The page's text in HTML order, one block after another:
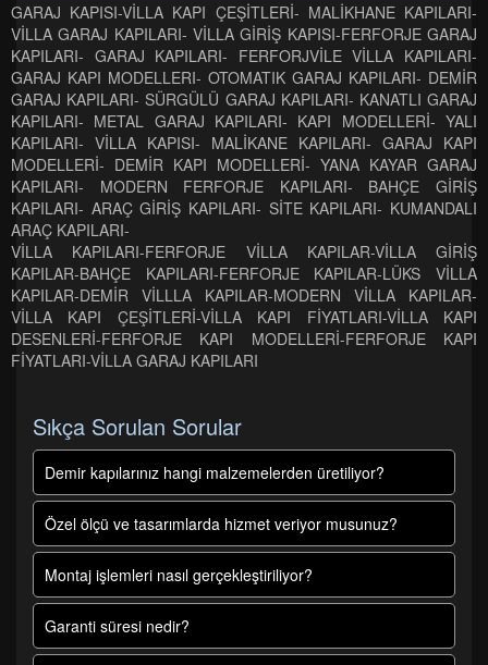
GARAJ KAPISI-VİLLA KAPI ÇEŞİTLERİ- MALİKHANE KAPILARI-
VİLLA GARAJ KAPILARI- VİLLA GİRİŞ KAPISI-FERFORJE GARAJ
KAPILARI- GARAJ KAPILARI- FERFORJVİLE VİLLA KAPILARI-
GARAJ KAPI MODELLERI- OTOMATIK GARAJ KAPILARI- DEMİR
GARAJ KAPILARI- SÜRGÜLÜ GARAJ KAPILARI- KANATLI GARAJ
KAPILARI- METAL GARAJ KAPILARI- KAPI MODELLERİ- YALI
KAPILARI- VİLLA KAPISI- MALİKANE KAPILARI- GARAJ KAPI
MODELLERİ- DEMİR KAPI MODELLERİ- YANA KAYAR GARAJ
KAPILARI- MODERN FERFORJE KAPILARI- BAHÇE GİRİŞ
KAPILARI- ARAÇ GİRİŞ KAPILARI- SİTE KAPILARI- KUMANDALI
ARAÇ KAPILARI-
VİLLA KAPILARI-FERFORJE VİLLA KAPILAR-VİLLA GİRİŞ
KAPILAR-BAHÇE KAPILARI-FERFORJE KAPILAR-LÜKS VİLLA
KAPILAR-DEMİR VİLLLA KAPILAR-MODERN VİLLA KAPILAR-
VİLLA KAPI ÇEŞİTLERİ-VİLLA KAPI FİYATLARI-VİLLA KAPI
DESENLERİ-FERFORJE KAPI MODELLERİ-FERFORJE KAPI
FİYATLARI-VİLLA GARAJ KAPILARI
Sıkça Sorulan Sorular
Demir kapılarınız hangi malzemelerden üretiliyor?
Özel ölçü ve tasarımlarda hizmet veriyor musunuz?
Montaj işlemleri nasıl gerçekleştiriliyor?
Garanti süresi nedir?